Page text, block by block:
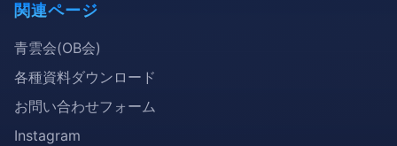
関連ページ
青雲会(OB会)
各種資料ダウンロード
お問い合わせフォーム
Instagram